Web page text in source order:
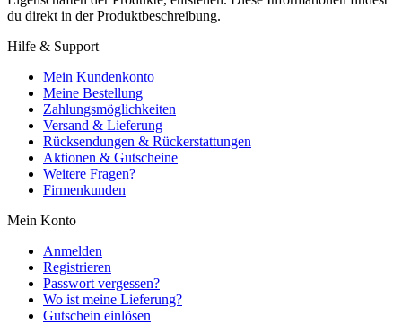
du direkt in der Produktbeschreibung.
Hilfe & Support
Mein Kundenkonto
Meine Bestellung
Zahlungsmöglichkeiten
Versand & Lieferung
Rücksendungen & Rückerstattungen
Aktionen & Gutscheine
Weitere Fragen?
Firmenkunden
Mein Konto
Anmelden
Registrieren
Passwort vergessen?
Wo ist meine Lieferung?
Gutschein einlösen